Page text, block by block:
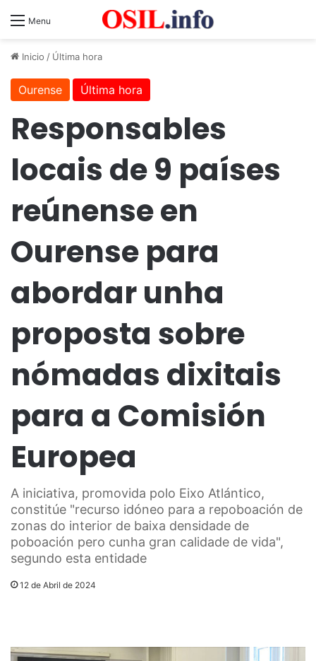
Menu
Inicio / Última hora
Ourense Última hora
Responsables
locais de 9 países
reúnense en
Ourense para
abordar unha
proposta sobre
nómadas dixitais
para a Comisión
Europea
A iniciativa, promovida polo Eixo Atlántico,
constitúe "recurso idóneo para a repoboación de
zonas do interior de baixa densidade de
poboación pero cunha gran calidade de vida",
segundo esta entidade
12 de Abril de 2024